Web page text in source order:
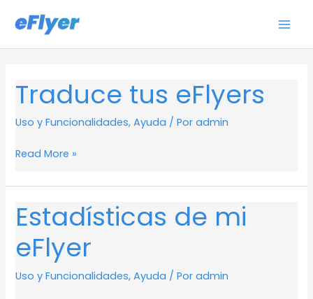
Traduce tus eFlyers
Uso y Funcionalidades,Ayuda / Poradmin
Traduce
tus
eFlyers
Read More »
Estadísticas de mi
eFlyer
Uso y Funcionalidades,Ayuda / Poradmin
Estadísticas
de
mi